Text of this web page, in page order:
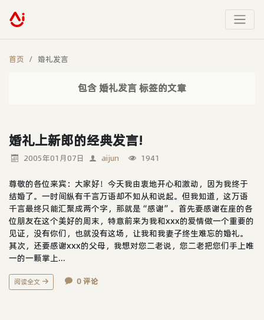
首页 婚礼发言
包含 婚礼发言 标签的文章
婚礼上新郎的经典发言!
2005年01月07日 aijun 1941
尊敬的各位来宾：大家好！今天我由衷地开心和激动，因为我终于
结婚了。一时间纵有千言万语却不知从和说起。但我知道，这万语
千言最终只能汇聚成两个字，那就是“感谢”。首先要感谢在座的各
位朋友在这个美好的周末，特意前来为我和xxx的爱情做一个重要的
见证，没有你们，也就没有这场，让我和我妻子终生难忘的婚礼。
其次，还要感谢xxx的父母，我想对您二老说，您二老把您们手上唯
一的一颗掌上...
阅读全文 0 评论